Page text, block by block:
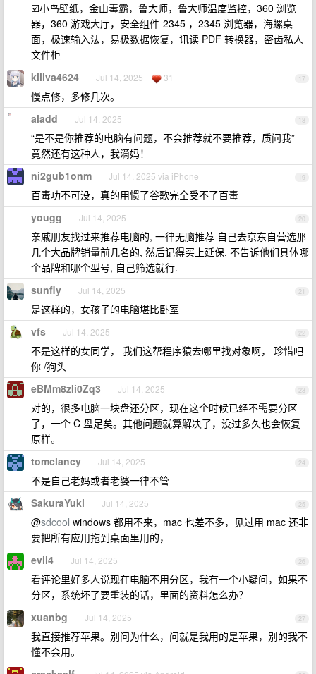
☑️小鸟壁纸，金山毒霸，鲁大师，鲁大师温度监控，360 浏览
器，360 游戏大厅，安全组件-2345 ，2345 浏览器，海螺桌
面，极速输入法，易极数据恢复，讯读 PDF 转换器，密齿私人
文件柜
17
killva4624 Jul 14, 2025 31
慢点修，多修几次。
18
aladd Jul 14, 2025
“是不是你推荐的电脑有问题，不会推荐就不要推荐，质问我”
竟然还有这种人，我滴妈！
19
ni2gub1onm Jul 14, 2025 via iPhone
百毒功不可没，真的用惯了谷歌完全受不了百毒
20
yougg Jul 14, 2025
亲戚朋友找过来推荐电脑的, 一律无脑推荐 自己去京东自营选那
几个大品牌销量前几名的, 然后记得买上延保, 不告诉他们具体哪
个品牌和哪个型号, 自己筛选就行.
21
sunfly Jul 14, 2025
是这样的，女孩子的电脑堪比卧室
22
vfs Jul 14, 2025
不是这样的女同学， 我们这帮程序猿去哪里找对象啊， 珍惜吧
你 /狗头
23
eBMm8zIi0Zq3 Jul 14, 2025
对的，很多电脑一块盘还分区，现在这个时候已经不需要分区
了，一个 C 盘足矣。其他问题就算解决了，没过多久也会恢复
原样。
24
tomclancy Jul 14, 2025
不是自己老妈或者老婆一律不管
25
SakuraYuki Jul 14, 2025
@sdcool windows 都用不来，mac 也差不多，见过用 mac 还非
要把所有应用拖到桌面里用的，
26
evil4 Jul 14, 2025
看评论里好多人说现在电脑不用分区，我有一个小疑问，如果不
分区，系统坏了要重装的话，里面的资料怎么办？
27
xuanbg Jul 14, 2025
我直接推荐苹果。别问为什么，问就是我用的是苹果，别的我不
懂不会用。